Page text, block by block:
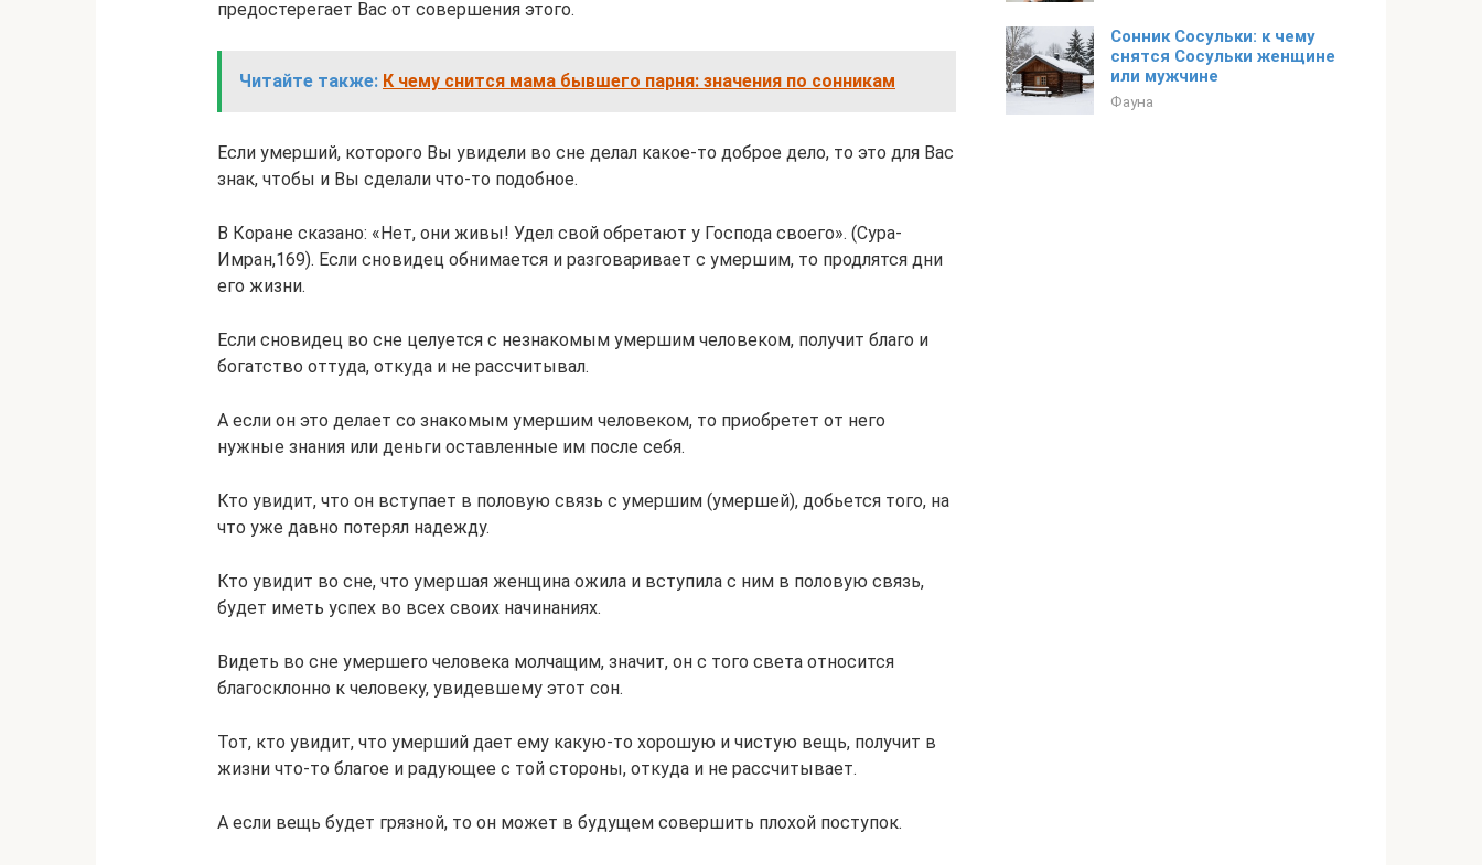
предостерегает Вас от совершения этого.
Читайте также: К чему снится мама бывшего парня: значения по сонникам
Если умерший, которого Вы увидели во сне делал какое-то доброе дело, то это для Вас
знак, чтобы и Вы сделали что-то подобное.
В Коране сказано: «Нет, они живы! Удел свой обретают у Господа своего». (Сура-
Имран,169). Если сновидец обнимается и разговаривает с умершим, то продлятся дни
его жизни.
Если сновидец во сне целуется с незнакомым умершим человеком, получит благо и
богатство оттуда, откуда и не рассчитывал.
А если он это делает со знакомым умершим человеком, то приобретет от него
нужные знания или деньги оставленные им после себя.
Кто увидит, что он вступает в половую связь с умершим (умершей), добьется того, на
что уже давно потерял надежду.
Кто увидит во сне, что умершая женщина ожила и вступила с ним в половую связь,
будет иметь успех во всех своих начинаниях.
Видеть во сне умершего человека молчащим, значит, он с того света относится
благосклонно к человеку, увидевшему этот сон.
Тот, кто увидит, что умерший дает ему какую-то хорошую и чистую вещь, получит в
жизни что-то благое и радующее с той стороны, откуда и не рассчитывает.
А если вещь будет грязной, то он может в будущем совершить плохой поступок.
Сонник Сосульки: к чему
снятся Сосульки женщине
или мужчине
Фауна